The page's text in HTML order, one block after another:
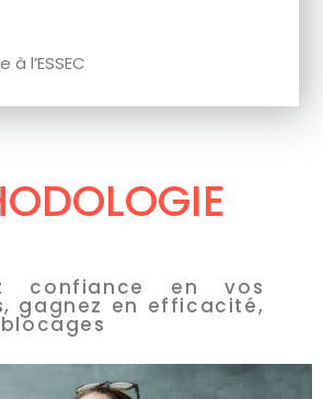
confiance en vos
gagnez en efficacité,